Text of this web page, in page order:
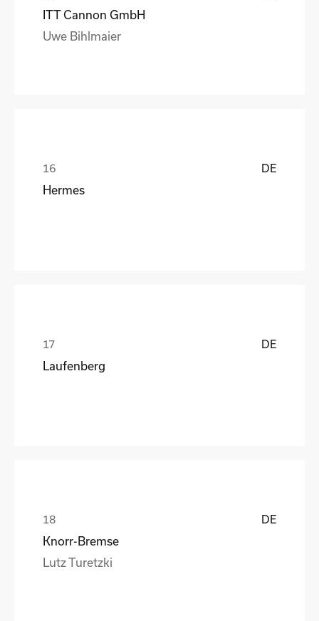
ITT Cannon GmbH
Uwe Bihlmaier
DE
Hermes
DE
Laufenberg
DE
Knorr-Bremse
Lutz Turetzki